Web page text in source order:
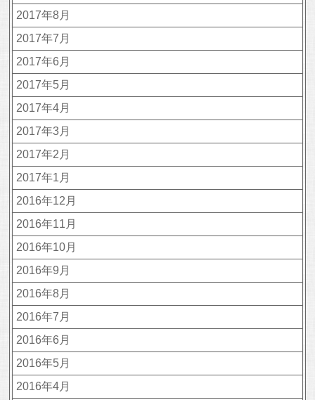
2017年8月
2017年7月
2017年6月
2017年5月
2017年4月
2017年3月
2017年2月
2017年1月
2016年12月
2016年11月
2016年10月
2016年9月
2016年8月
2016年7月
2016年6月
2016年5月
2016年4月